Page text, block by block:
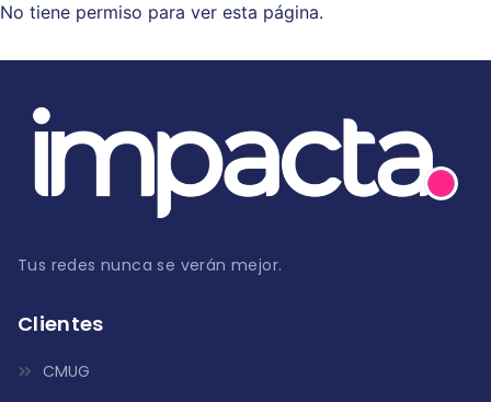
No tiene permiso para ver esta página.
Tus redes nunca se verán mejor.
Clientes
CMUG